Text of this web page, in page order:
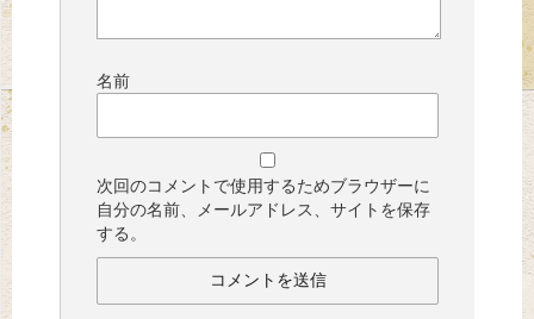
名前
次回のコメントで使用するためブラウザーに
自分の名前、メールアドレス、サイトを保存
する。